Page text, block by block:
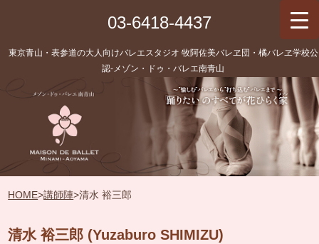
03-6418-4437
東京青山・表参道の大人向けバレエスタジオ 牧阿佐美バレヱ団・橘バレヱ学校公
認‐メゾン・ドゥ・バレエ南青山
HOME>講師陣>清水 裕三郎
清水 裕三郎 (Yuzaburo SHIMIZU)